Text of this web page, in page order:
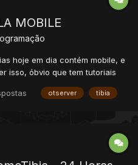
MOBILE
hoje em dia contém mobile, e
isso, óbvio que tem tutoriais
ter que usar e mexer na
otserver tibia